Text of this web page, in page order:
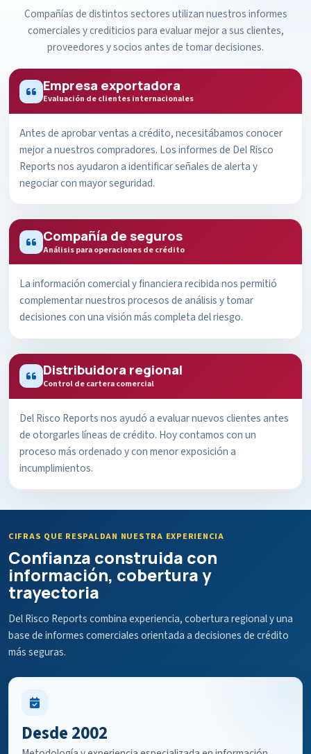
Compañías de distintos sectores utilizan nuestros informes
comerciales y crediticios para evaluar mejor a sus clientes,
proveedores y socios antes de tomar decisiones.
Empresa exportadora
Evaluación de clientes internacionales
Antes de aprobar ventas a crédito, necesitábamos conocer
mejor a nuestros compradores. Los informes de Del Risco
Reports nos ayudaron a identificar señales de alerta y
negociar con mayor seguridad.
Compañía de seguros
Análisis para operaciones de crédito
La información comercial y financiera recibida nos permitió
complementar nuestros procesos de análisis y tomar
decisiones con una visión más completa del riesgo.
Distribuidora regional
Control de cartera comercial
Del Risco Reports nos ayudó a evaluar nuevos clientes antes
de otorgarles líneas de crédito. Hoy contamos con un
proceso más ordenado y con menor exposición a
incumplimientos.
CIFRAS QUE RESPALDAN NUESTRA EXPERIENCIA
Confianza construida con
información, cobertura y
trayectoria
Del Risco Reports combina experiencia, cobertura regional y una
base de informes comerciales orientada a decisiones de crédito
más seguras.
Desde 2002